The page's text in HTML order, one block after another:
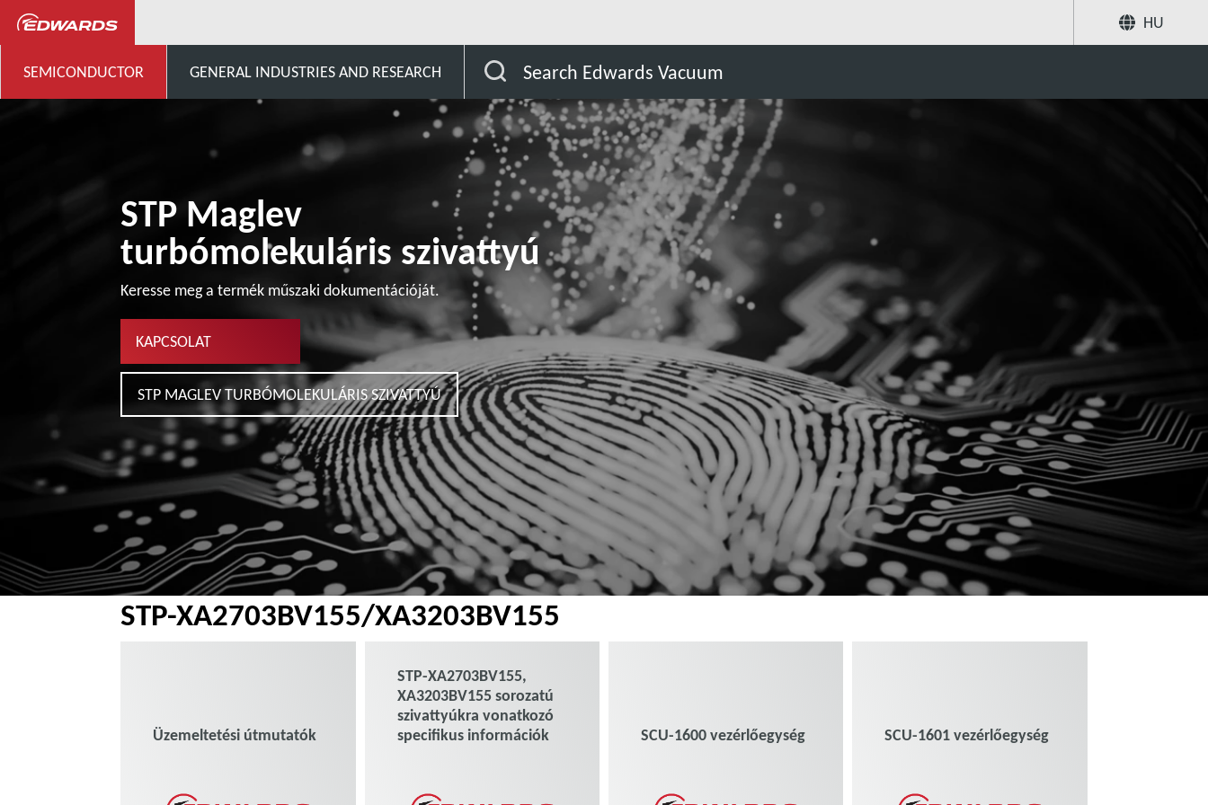
HU
SEMICONDUCTOR GENERAL INDUSTRIES AND RESEARCH Search Edwards Vacuum
STP Maglev
turbómolekuláris szivattyú
Keresse meg a termék műszaki dokumentációját.
KAPCSOLAT
STP MAGLEV TURBÓMOLEKULÁRIS SZIVATTYÚ
STP-XA2703BV155/XA3203BV155
Üzemeltetési útmutatók
STP-XA2703BV155,
XA3203BV155 sorozatú
szivattyúkra vonatkozó
specifikus információk
SCU-1600 vezérlőegység SCU-1601 vezérlőegység